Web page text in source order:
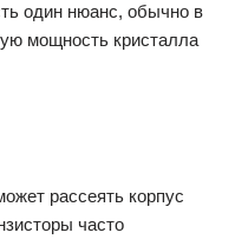
один нюанс, обычно в
мощность кристалла
рассеять корпус
часто